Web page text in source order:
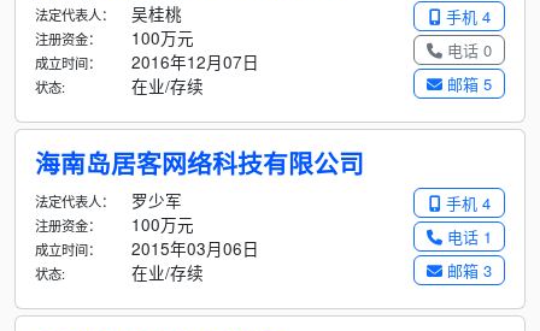
手机 4
电话 0
邮箱 5
法定代表人： 吴桂桃
注册资金： 100万元
成立时间： 2016年12月07日
状态: 在业/存续
海南岛居客网络科技有限公司
手机 4
电话 1
邮箱 3
法定代表人： 罗少军
注册资金： 100万元
成立时间： 2015年03月06日
状态: 在业/存续